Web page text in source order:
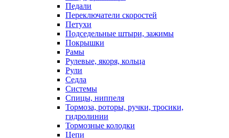
Педали
Переключатели скоростей
Петухи
Подседельные штыри, зажимы
Покрышки
Рамы
Рулевые, якоря, кольца
Рули
Седла
Системы
Спицы, ниппеля
Тормоза, роторы, ручки, тросики,
гидролинии
Тормозные колодки
Цепи